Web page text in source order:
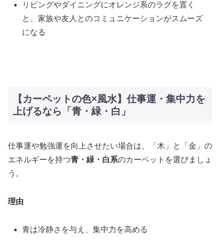
リビングやダイニングにオレンジ系のラグを置く
と、家族や友人とのコミュニケーションがスムーズ
になる
【カーペットの色×風水】仕事運・集中力を
上げるなら「青・緑・白」
仕事運や勉強運を向上させたい場合は、「木」と「金」の
エネルギーを持つ青・緑・白系のカーペットを選びましょ
う。
理由
青は冷静さを与え、集中力を高める